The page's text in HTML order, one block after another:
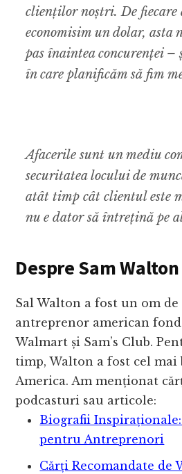
clienților noștri. De fiecare
economisim un dolar, asta
pas înaintea concurenței –
în care planificăm să fim
Afacerile sunt un mediu
securitatea locului de
atât timp cât clientul este
nu e dator să întrețină pe
Despre Sam Walton
Sal Walton a fost un om de
antreprenor american
Walmart și Sam’s Club.
timp, Walton a fost cel mai
America. Am menționat
podcasturi sau articole:
Biografii
pentru Antreprenori
Cărți Recomandate de